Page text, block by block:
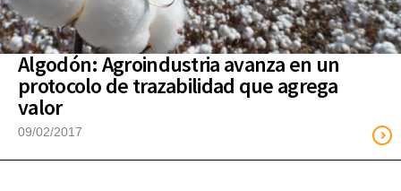
Algodón: Agroindustria avanza en un
protocolo de trazabilidad que agrega
valor
09/02/2017